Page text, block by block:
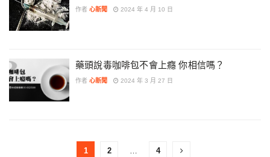
作者 心新聞 2024 年 4 月 10 日
藥頭說毒咖啡包不會上癮 你相信嗎？
作者 心新聞 2024 年 3 月 27 日
1 2 … 4